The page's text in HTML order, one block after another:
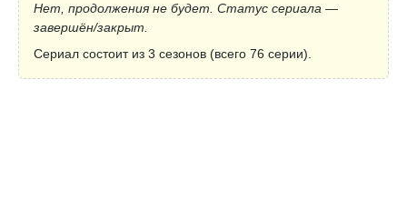
Нет, продолжения не будет. Статус сериала —
завершён/закрыт.
Сериал состоит из 3 сезонов (всего 76 серии).